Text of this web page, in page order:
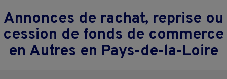
Annonces de rachat, reprise ou
cession de fonds de commerce
en Autres en Pays-de-la-Loire